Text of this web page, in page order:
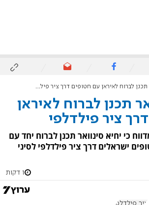
לברוח לאיראן עם חטופים דרך ציר פילדלפי
תכנן לברוח לאיראן
ציר פילדלפי
כי יחיא סינוואר תכנן לברוח יחד עם
ישראלים דרך ציר פילדלפי לסיני
1 דקות
ציר פילדלפי